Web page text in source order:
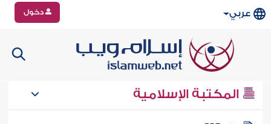
عربي دخول
المكتبة الإسلامية